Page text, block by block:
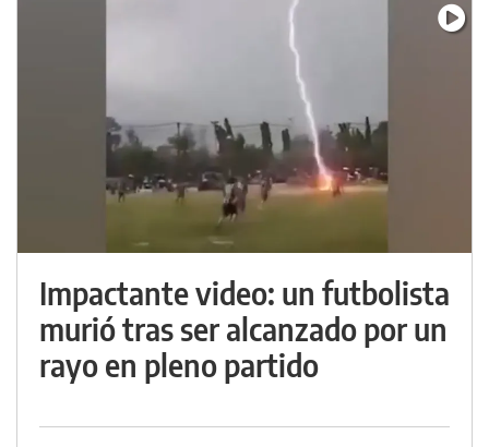
Impactante video: un futbolista
murió tras ser alcanzado por un
rayo en pleno partido